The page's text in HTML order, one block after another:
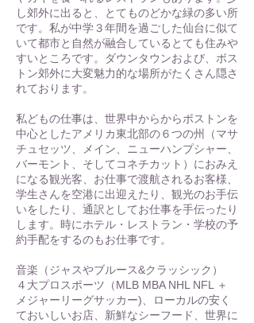
し郊外に出ると、とてものどかな緑の多い所
です。私が中学３年間を過ごした仙台に似て
いて都市と自然が融合しているとても住みや
すいところです。ダウンタウンおよび、ボス
トン郊外に大変魅力的な場所がたくさん隠さ
れております。
私どもの仕事は、世界中からからボストンを
中心としたアメリカ東北部の６つの州（マサ
チュセッツ、メイン、ニューハンプシャー、
バーモント、そしてコネチカット）におみえ
になる観光客、お仕事で渡航されるお客様、
学生さんを空港に出迎えたり、観光のお手伝
いをしたり、通訳としてお仕事を手伝ったり
します。時にホテル・レストラン・学校の予
約手配をするのもお仕事です。
音楽（ジャスやブルース&クラッシック）
４大プロスポーツ（MLB MBA NHL NFL ＋
メジャーリーグサッカー)、ローカルの安く
ておいしいお店、新鮮なシーフード、世界に